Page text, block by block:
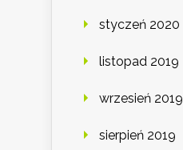
styczeń 2020
listopad 2019
wrzesień 2019
sierpień 2019